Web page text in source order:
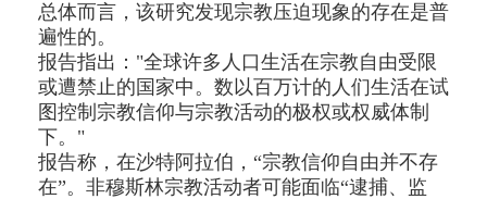
总体而言，该研究发现宗教压迫现象的存在是普
遍性的。
报告指出："全球许多人口生活在宗教自由受限
或遭禁止的国家中。数以百万计的人们生活在试
图控制宗教信仰与宗教活动的极权或权威体制
下。"
报告称，在沙特阿拉伯，“宗教信仰自由并不存
在”。非穆斯林宗教活动者可能面临“逮捕、监